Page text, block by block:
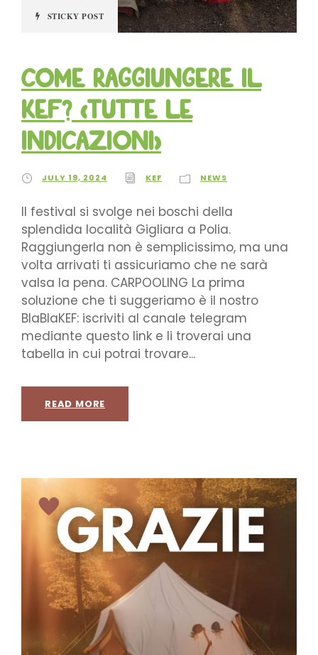
STICKY POST
Come raggiungere il
KEF? (tutte le
indicazioni)
JULY 19, 2024 KEF NEWS
Il festival si svolge nei boschi della
splendida località Gigliara a Polia.
Raggiungerla non è semplicissimo, ma una
volta arrivati ti assicuriamo che ne sarà
valsa la pena. CARPOOLING La prima
soluzione che ti suggeriamo è il nostro
BlaBlaKEF: iscriviti al canale telegram
mediante questo link e li troverai una
tabella in cui potrai trovare...
READ MORE